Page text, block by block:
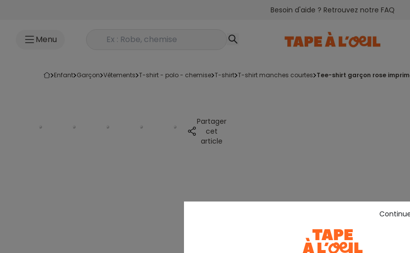
Besoin d'aide ? Retrouvez notre FAQ
Menu Rechercher un produit
enfant garçon vêtements t-shirt - polo - chemise t-shirt t-shirt manches courtes tee-shirt garçon rose
Partager
cet
article